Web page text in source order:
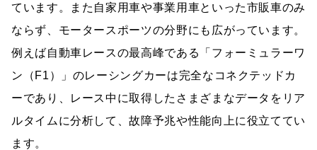
ています。また自家用車や事業用車といった市販車のみ
ならず、モータースポーツの分野にも広がっています。
例えば自動車レースの最高峰である「フォーミュラーワ
ン（F1）」のレーシングカーは完全なコネクテッドカ
ーであり、レース中に取得したさまざまなデータをリア
ルタイムに分析して、故障予兆や性能向上に役立ててい
ます。